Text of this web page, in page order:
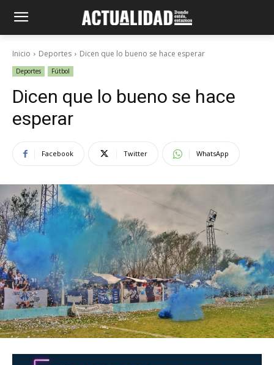
Inicio Deportes Dicen que lo bueno se hace esperar
Deportes Fútbol
Dicen que lo bueno se hace
esperar
Facebook Twitter WhatsApp